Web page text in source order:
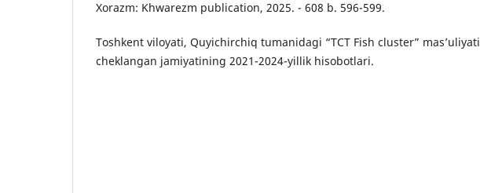
Xorazm: Khwarezm publication, 2025. - 608 b. 596-599.
Toshkent viloyati, Quyichirchiq tumanidagi “TCT Fish cluster” masʼuliyati
cheklangan jamiyatining 2021-2024-yillik hisobotlari.